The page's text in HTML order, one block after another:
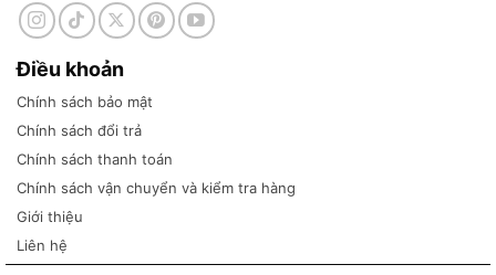
Điều khoản
Chính sách bảo mật
Chính sách đổi trả
Chính sách thanh toán
Chính sách vận chuyển và kiểm tra hàng
Giới thiệu
Liên hệ